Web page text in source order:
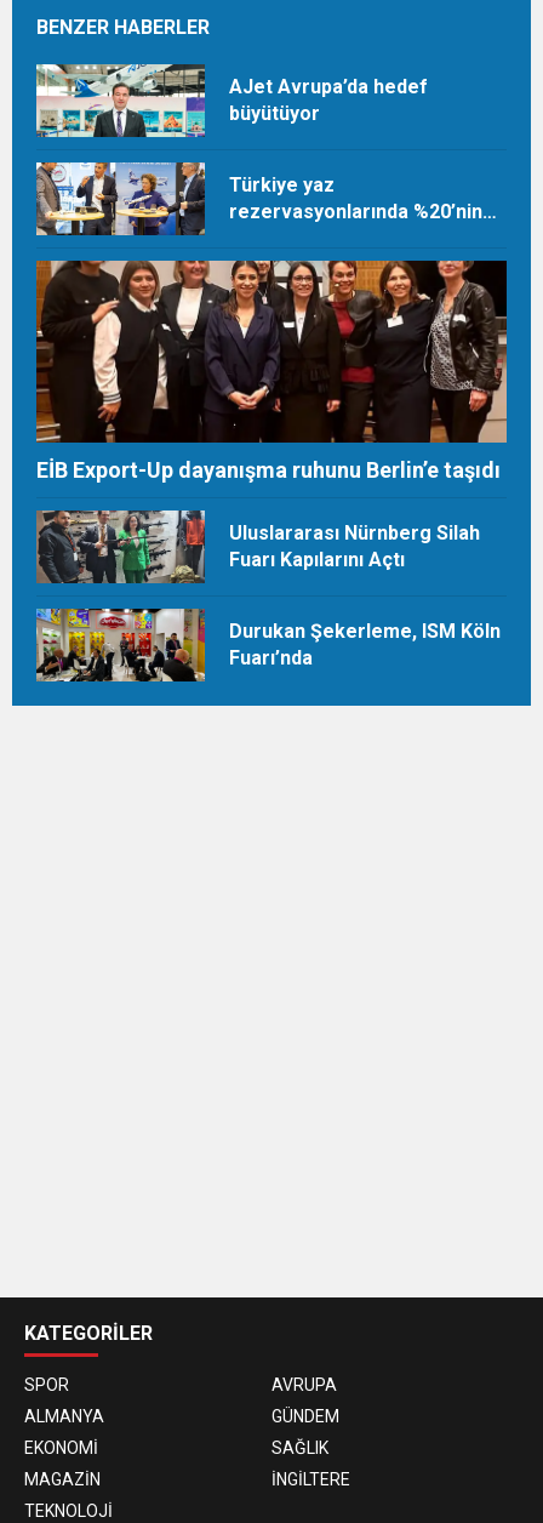
BENZER HABERLER
AJet Avrupa’da hedef
büyütüyor
Türkiye yaz
rezervasyonlarında %20’nin
EİB Export-Up dayanışma ruhunu Berlin’e taşıdı
Uluslararası Nürnberg Silah
Fuarı Kapılarını Açtı
Durukan Şekerleme, ISM Köln
Fuarı’nda
siteleri
KATEGORİLER
SPOR
AVRUPA
ALMANYA
GÜNDEM
EKONOMİ
SAĞLIK
MAGAZİN
İNGİLTERE
TEKNOLOJİ